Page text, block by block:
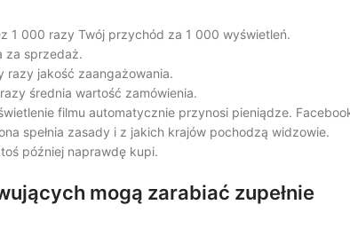
1 000 razy Twój przychód za 1 000 wyświetleń.
za sprzedaż.
razy jakość zaangażowania.
średnia wartość zamówienia.
filmu automatycznie przynosi pieniądze.
spełnia zasady i z jakich krajów pochodzą widzowie.
później naprawdę kupi.
mogą zarabiać zupełnie